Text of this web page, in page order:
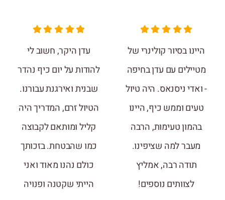
היינו בסיור קולינרי של
מטיילים עם עדן בחיפה
- ואדי ניסנאס. היה טיול
טעים וממש כיף, היינו
בהמון טעימות, הרבה
מעבר למה שציפינו.
תודה רבה, אמליץ
לצוותים נוספים!
עדן היקר, חשוב לי
להודות על יום כיף נהדר
שבנית ואירגנת עבורנו.
הטיול זרם, המדריך היה
קליל ומותאם לקבוצה
כמו שהבטחת. בזכותך
כולם נהנו מאוד ואני
הייתי שקטנה ופנויה